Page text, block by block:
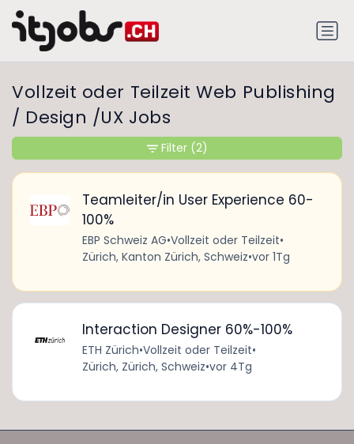
Vollzeit oder Teilzeit Web Publishing
/ Design /UX Jobs
Teamleiter/in User Experience 60-
100%
EBP Schweiz AG•Vollzeit oder Teilzeit•
Zürich, Kanton Zürich, Schweiz•vor 1Tg
Interaction Designer 60%-100%
ETH Zürich•Vollzeit oder Teilzeit•
Zürich, Zürich, Schweiz•vor 4Tg
Filter (2)